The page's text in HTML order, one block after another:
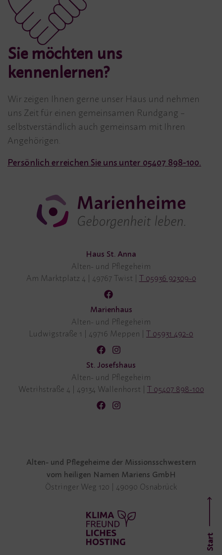
Sie möchten uns
kennenlernen?
Wir zeigen Ihnen gerne unser Haus und nehmen
uns Zeit für einen gemeinsamen Rundgang –
selbstverständlich auch gemeinsam mit Ihren
Angehörigen.
Persönlich erreichen Sie uns unter 05407 898-100.
Haus St. Anna
Alten- und Pflegeheim
Am Marktplatz 4
49767 Twist T 05936 92309-0
Marienhaus
Alten- und Pflegeheim
Ludwigstraße 1
49716 Meppen T 05931 492-0
St. Josefshaus
Alten- und Pflegeheim
Wetrihstraße 4
49134 Wallenhorst T 05407 898-100
Start
Alten- und Pflegeheime der Missionsschwestern
vom heiligen Namen Mariens GmbH
Östringer Weg 120 | 49090 Osnabrück